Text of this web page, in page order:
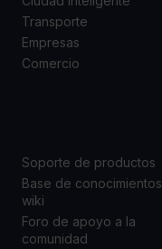
Transporte
Empresas
Comercio
Soporte de productos
Base de conocimientos
wiki
Foro de apoyo a la
comunidad